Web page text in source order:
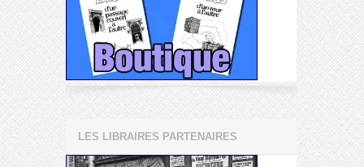
LES LIBRAIRES PARTENAIRES